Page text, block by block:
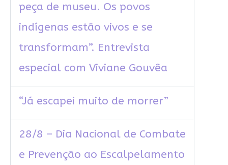
peça de museu. Os povos
indígenas estão vivos e se
transformam”. Entrevista
especial com Viviane Gouvêa
“Já escapei muito de morrer”
28/8 – Dia Nacional de Combate
e Prevenção ao Escalpelamento